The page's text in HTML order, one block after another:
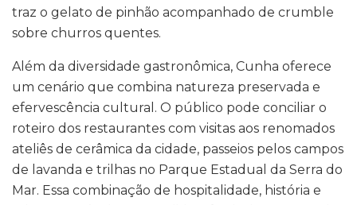
traz o gelato de pinhão acompanhado de crumble
sobre churros quentes.
Além da diversidade gastronômica, Cunha oferece
um cenário que combina natureza preservada e
efervescência cultural. O público pode conciliar o
roteiro dos restaurantes com visitas aos renomados
ateliês de cerâmica da cidade, passeios pelos campos
de lavanda e trilhas no Parque Estadual da Serra do
Mar. Essa combinação de hospitalidade, história e